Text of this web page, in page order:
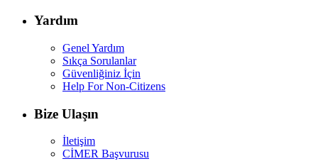
Yardım
Genel Yardım
Sıkça Sorulanlar
Güvenliğiniz İçin
Help For Non-Citizens
Bize Ulaşın
İletişim
CİMER Başvurusu